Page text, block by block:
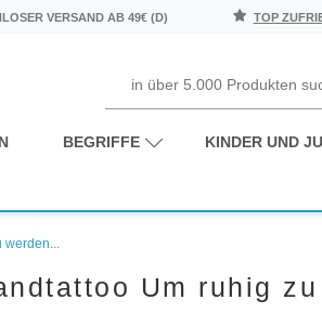
VERSAND AB 49€ (D) TOP
BEGRIFFE KINDER UND
Um ruhig